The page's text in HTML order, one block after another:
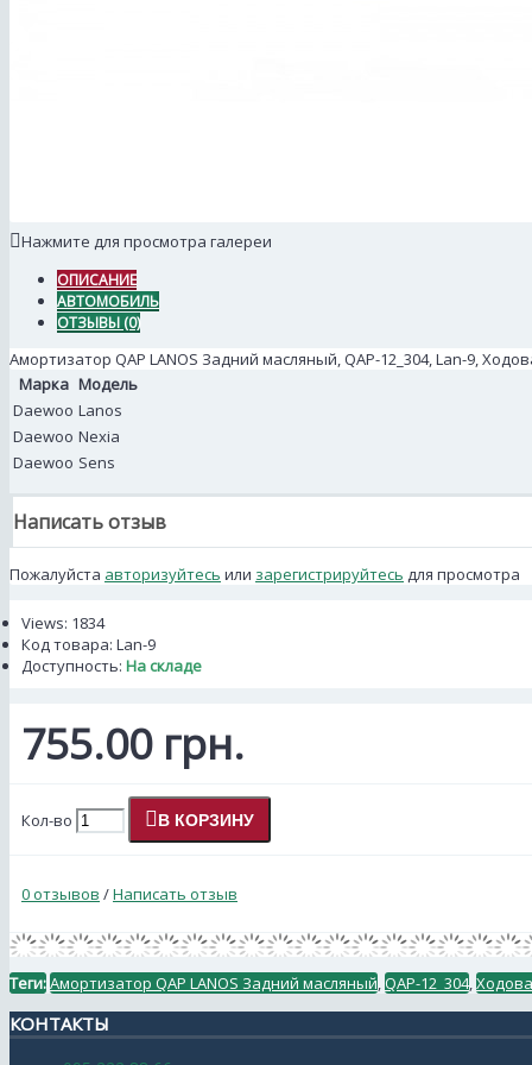
Нажмите для просмотра галереи
ОПИСАНИЕ
АВТОМОБИЛЬ
ОТЗЫВЫ (0)
Амортизатор QAP LANOS Задний масляный, QAP-12_304, Lan-9,
Марка Модель
Daewoo Lanos
Daewoo Nexia
Daewoo Sens
Написать отзыв
Пожалуйста авторизуйтесь или зарегистрируйтесь для просмотра
Views: 1834
Код товара: Lan-9
Доступность: На складе
755.00 грн.
Кол-во В КОРЗИНУ
0 отзывов /Написать отзыв
Теги:Амортизатор QAP LANOS Задний масляный,QAP-12_304,
КОНТАКТЫ